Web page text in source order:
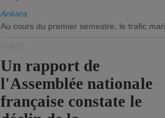
Ankara
Au cours du premier semestre, le trafic
Un rapport de
l'Assemblée nationale
française constate le